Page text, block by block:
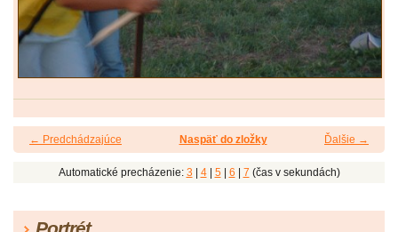
← Predchádzajúce Ďalšie →
Naspäť do zložky
Automatické precházenie: 3 4| 5| 6 7 (čas v sekundách)